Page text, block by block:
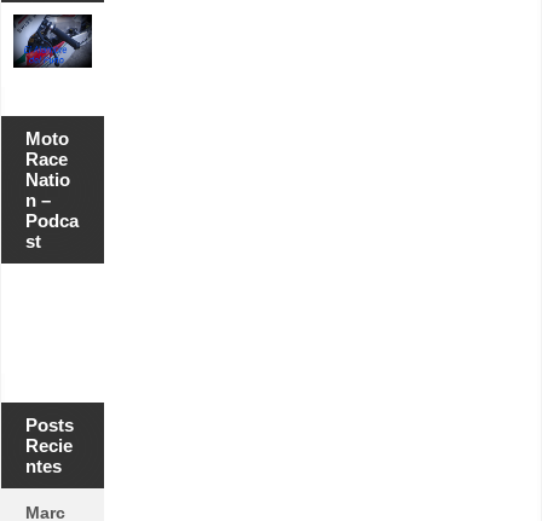
Moto
Race
Natio
n –
Podca
st
Posts
Recie
ntes
Marc